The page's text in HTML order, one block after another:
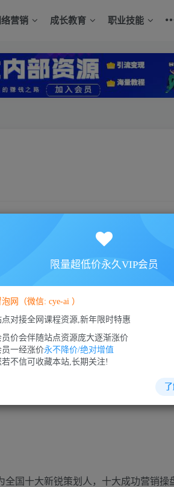
络营销 成长教育 职业技能
】让用户尖叫的产品是这样炼成的
费资源，请付费后查看
员 免费 SVIP会员
免费
您当前未登录！
国十大新锐策划人，十大成功营销操
限量超低价永久VIP会员
泡网（微信: cye-ai ）
点对接全网课程资源,新年限时特惠
员价会伴随站点资源庞大逐渐涨价
员一经涨价永不降价/绝对增值
若不信可收藏本站,长期关注!